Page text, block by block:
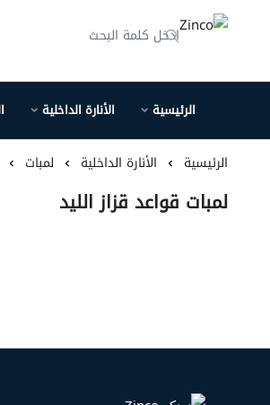
الرئيسية الأنارة الداخلية
الرئيسية الأنارة الداخلية لمبات
لمبات قواعد قزاز الليد